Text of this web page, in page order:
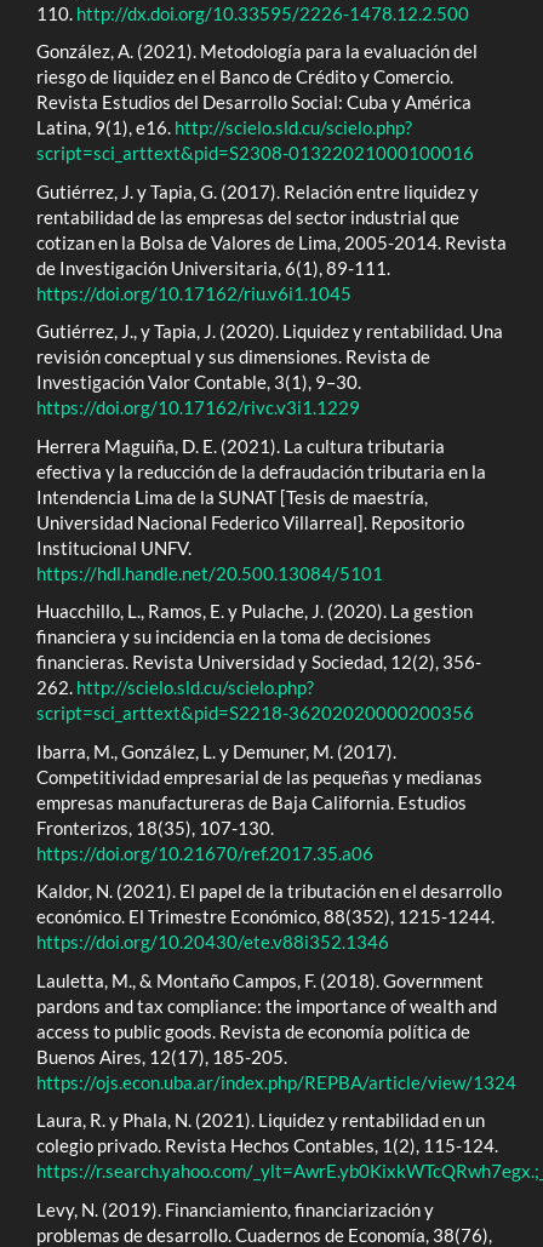
110. http://dx.doi.org/10.33595/2226-1478.12.2.500
González, A. (2021). Metodología para la evaluación del
riesgo de liquidez en el Banco de Crédito y Comercio.
Revista Estudios del Desarrollo Social: Cuba y América
Latina, 9(1), e16. http://scielo.sld.cu/scielo.php?
script=sci_arttext&pid=S2308-01322021000100016
Gutiérrez, J. y Tapia, G. (2017). Relación entre liquidez y
rentabilidad de las empresas del sector industrial que
cotizan en la Bolsa de Valores de Lima, 2005-2014. Revista
de Investigación Universitaria, 6(1), 89-111.
https://doi.org/10.17162/riu.v6i1.1045
Gutiérrez, J., y Tapia, J. (2020). Liquidez y rentabilidad. Una
revisión conceptual y sus dimensiones. Revista de
Investigación Valor Contable, 3(1), 9–30.
https://doi.org/10.17162/rivc.v3i1.1229
Herrera Maguiña, D. E. (2021). La cultura tributaria
efectiva y la reducción de la defraudación tributaria en la
Intendencia Lima de la SUNAT [Tesis de maestría,
Universidad Nacional Federico Villarreal]. Repositorio
Institucional UNFV.
https://hdl.handle.net/20.500.13084/5101
Huacchillo, L., Ramos, E. y Pulache, J. (2020). La gestion
financiera y su incidencia en la toma de decisiones
financieras. Revista Universidad y Sociedad, 12(2), 356-
262. http://scielo.sld.cu/scielo.php?
script=sci_arttext&pid=S2218-36202020000200356
Ibarra, M., González, L. y Demuner, M. (2017).
Competitividad empresarial de las pequeñas y medianas
empresas manufactureras de Baja California. Estudios
Fronterizos, 18(35), 107-130.
https://doi.org/10.21670/ref.2017.35.a06
Kaldor, N. (2021). El papel de la tributación en el desarrollo
económico. El Trimestre Económico, 88(352), 1215-1244.
https://doi.org/10.20430/ete.v88i352.1346
Lauletta, M., & Montaño Campos, F. (2018). Government
pardons and tax compliance: the importance of wealth and
access to public goods. Revista de economía política de
Buenos Aires, 12(17), 185-205.
https://ojs.econ.uba.ar/index.php/REPBA/article/view/1324
Laura, R. y Phala, N. (2021). Liquidez y rentabilidad en un
colegio privado. Revista Hechos Contables, 1(2), 115-124.
https://r.search.yahoo.com/
Levy, N. (2019). Financiamiento, financiarización y
problemas de desarrollo. Cuadernos de Economía, 38(76),